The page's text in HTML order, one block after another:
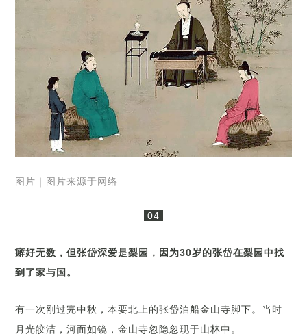
图片｜图片来源于网络
04
癖好无数，但张岱深爱是梨园，因为30岁的张岱在梨园中找
到了家与国。
有一次刚过完中秋，本要北上的张岱泊船金山寺脚下。当时
月光皎洁，河面如镜，金山寺忽隐忽现于山林中。